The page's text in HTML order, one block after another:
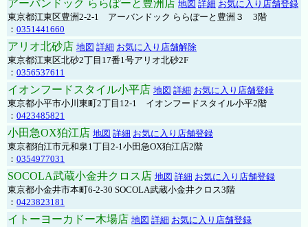
アーバンドック ららぽーと豊洲店 地図 詳細 お気に入り店舗登録
東京都江東区豊洲2-2-1 アーバンドック ららぽーと豊洲３ 3階
： 0351441660
アリオ北砂店 地図 詳細 お気に入り店舗解除
東京都江東区北砂2丁目17番1号アリオ北砂2F
： 0356537611
イオンフードスタイル小平店 地図 詳細 お気に入り店舗登録
東京都小平市小川東町2丁目12-1 イオンフードスタイル小平2階
： 0423485821
小田急OX狛江店 地図 詳細 お気に入り店舗登録
東京都狛江市元和泉1丁目2-1小田急OX狛江店2階
： 0354977031
SOCOLA武蔵小金井クロス店 地図 詳細 お気に入り店舗登録
東京都小金井市本町6-2-30 SOCOLA武蔵小金井クロス3階
： 0423823181
イトーヨーカドー木場店 地図 詳細 お気に入り店舗登録